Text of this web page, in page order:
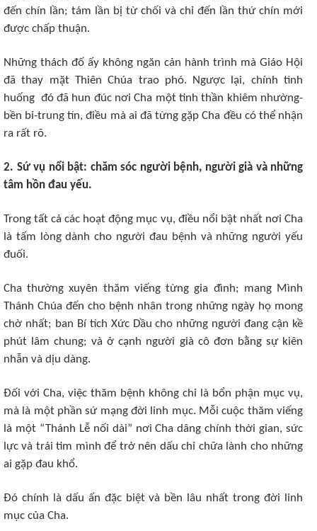
đến chín lần; tám lần bị từ chối và chỉ đến lần thứ chín mới
được chấp thuận.
Những thách đố ấy không ngăn cản hành trình mà Giáo Hội
đã thay mặt Thiên Chúa trao phó. Ngược lại, chính tình
huống đó đã hun đúc nơi Cha một tinh thần khiêm nhường-
bền bỉ-trung tín, điều mà ai đã từng gặp Cha đều có thể nhận
ra rất rõ.
2. Sứ vụ nổi bật: chăm sóc người bệnh, người già và những
tâm hồn đau yếu.
Trong tất cả các hoạt động mục vụ, điều nổi bật nhất nơi Cha
là tấm lòng dành cho người đau bệnh và những người yếu
đuối.
Cha thường xuyên thăm viếng từng gia đình; mang Mình
Thánh Chúa đến cho bệnh nhân trong những ngày họ mong
chờ nhất; ban Bí tích Xức Dầu cho những người đang cận kề
phút lâm chung; và ở cạnh người già cô đơn bằng sự kiên
nhẫn và dịu dàng.
Đối với Cha, việc thăm bệnh không chỉ là bổn phận mục vụ,
mà là một phần sứ mạng đời linh mục. Mỗi cuộc thăm viếng
là một “Thánh Lễ nối dài” nơi Cha dâng chính thời gian, sức
lực và trái tim mình để trở nên dấu chỉ chữa lành cho những
ai gặp đau khổ.
Đó chính là dấu ấn đặc biệt và bền lâu nhất trong đời linh
mục của Cha.